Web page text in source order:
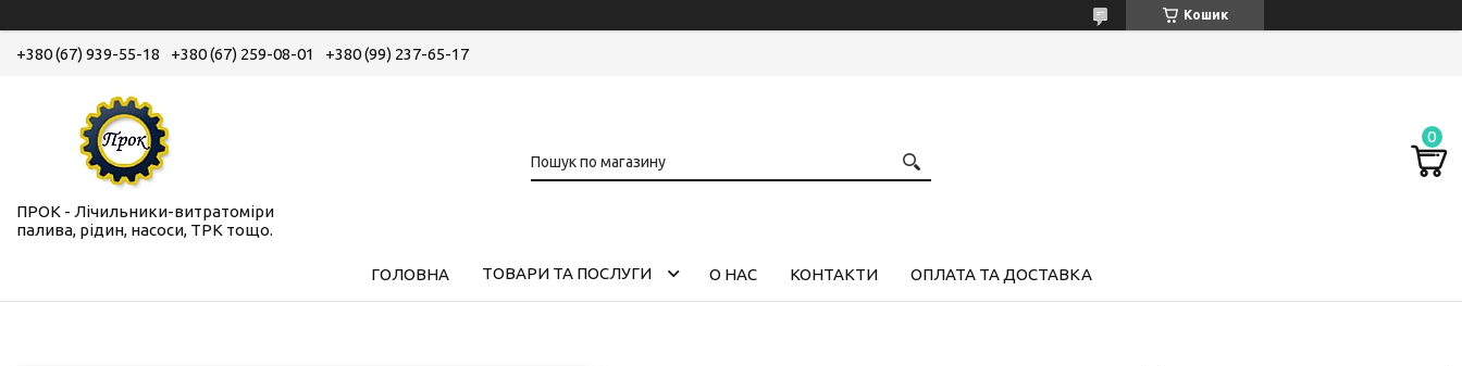
Кошик
+380 (67) 939-55-18 +380 (67) 259-08-01 +380 (99) 237-65-17
ПРОК - Лічильники-витратоміри
палива, рідин, насоси, ТРК тощо.
ГОЛОВНА ТОВАРИ ТА ПОСЛУГИ О НАС КОНТАКТИ ОПЛАТА ТА ДОСТАВКА